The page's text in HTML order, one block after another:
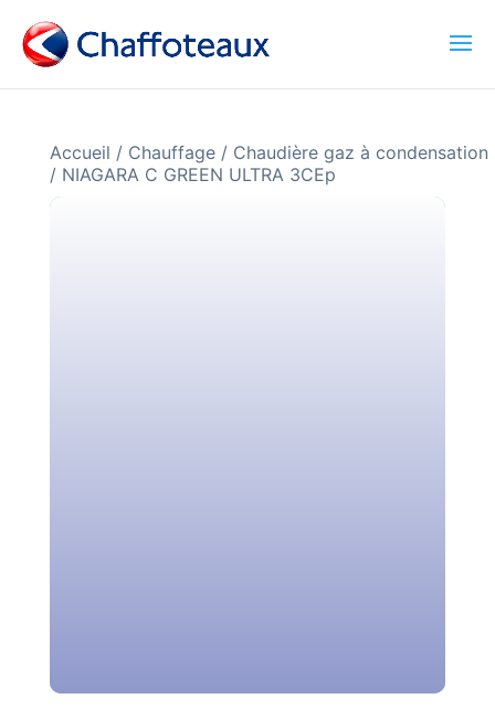
Accueil / Chauffage / Chaudière gaz à condensation
/ NIAGARA C GREEN ULTRA 3CEp